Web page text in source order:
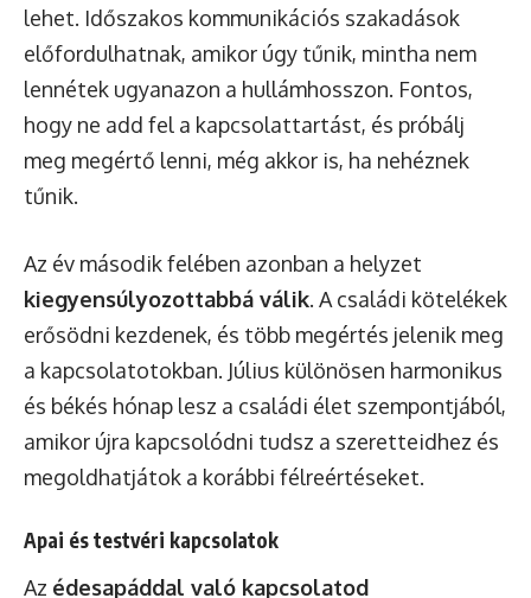
lehet. Időszakos kommunikációs szakadások
előfordulhatnak, amikor úgy tűnik, mintha nem
lennétek ugyanazon a hullámhosszon. Fontos,
hogy ne add fel a kapcsolattartást, és próbálj
meg megértő lenni, még akkor is, ha nehéznek
tűnik.
Az év második felében azonban a helyzet
kiegyensúlyozottabbá válik. A családi kötelékek
erősödni kezdenek, és több megértés jelenik meg
a kapcsolatotokban. Július különösen harmonikus
és békés hónap lesz a családi élet szempontjából,
amikor újra kapcsolódni tudsz a szeretteidhez és
megoldhatjátok a korábbi félreértéseket.
Apai és testvéri kapcsolatok
Az édesapáddal való kapcsolatod